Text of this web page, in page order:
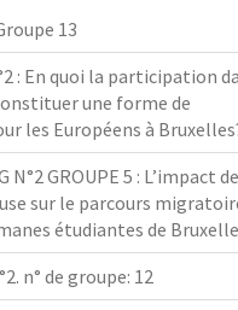
13
: En quoi la participation
une forme de
les Européens à
N°2 GROUPE 5 : L’impact
sur le parcours
étudiantes de
n° de groupe: 12